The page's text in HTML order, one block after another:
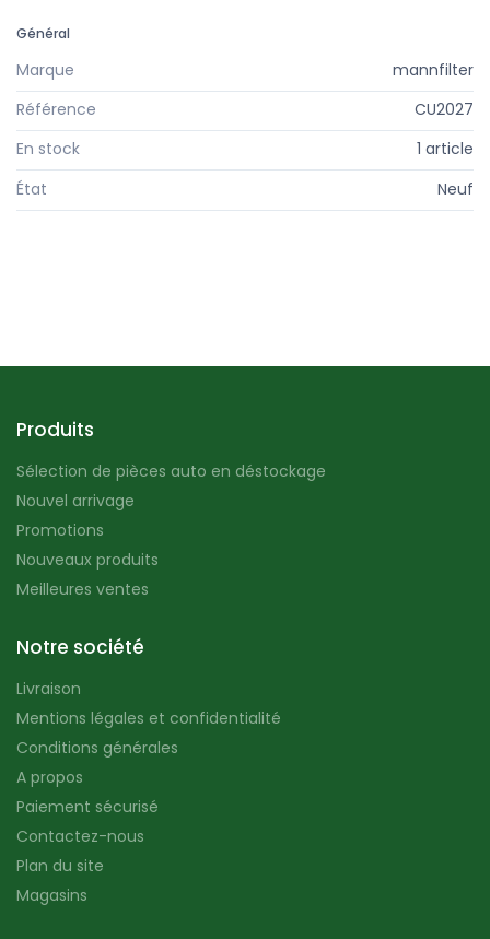
Général
Marque
mannfilter
Référence
CU2027
En stock
1 article
État
Neuf
Produits
Sélection de pièces auto en déstockage
Nouvel arrivage
Promotions
Nouveaux produits
Meilleures ventes
Notre société
Livraison
Mentions légales et confidentialité
Conditions générales
A propos
Paiement sécurisé
Contactez-nous
Plan du site
Magasins